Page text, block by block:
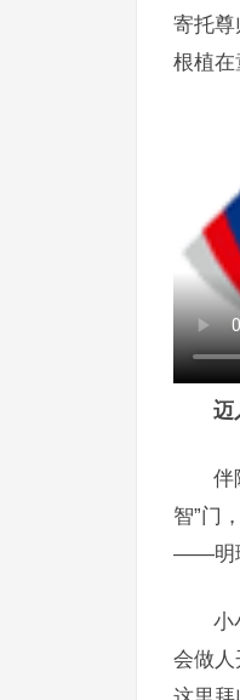
寄托尊
根植在
迈
伴
智”门
——明
小
会做人